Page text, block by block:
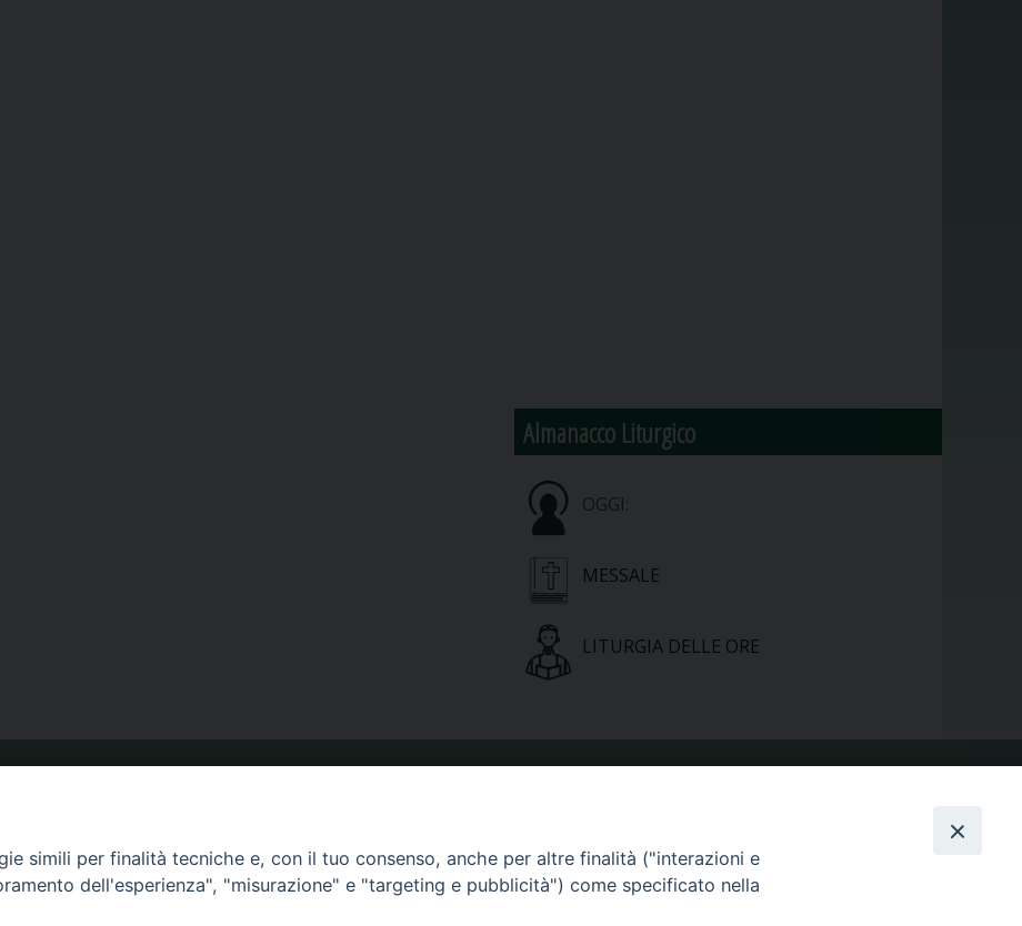
Almanacco Liturgico
OGGI:
MESSALE
LITURGIA DELLE ORE
CALENDARIO PASTORALE
PHOTOGALLERY
simili per finalità tecniche e, con il tuo consenso, anche per altre finalità ("interazioni e
dell'esperienza", "misurazione" e "targeting e pubblicità") come specificato nella